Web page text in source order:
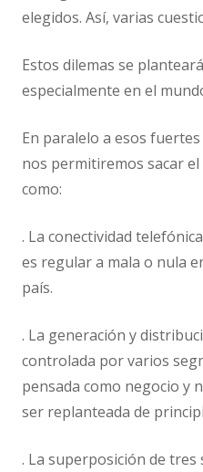
elegidos. Así, varias
Estos dilemas se
especialmente en el
En paralelo a esos
nos permitiremos sacar
como:
. La conectividad
es regular a mala o nula
país.
. La generación y
controlada por varios
pensada como negocio y
ser replanteada de
. La superposición de tres